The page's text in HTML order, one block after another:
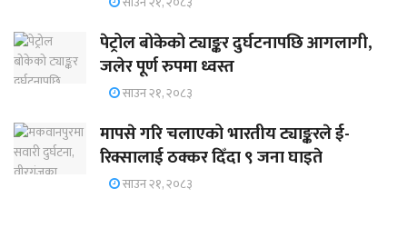
पेट्रोल बोकेको ट्याङ्कर दुर्घटनापछि आगलागी,
जलेर पूर्ण रुपमा ध्वस्त
साउन २१, २०८३
मापसे गरि चलाएको भारतीय ट्याङ्करले ई-
रिक्सालाई ठक्कर दिँदा ९ जना घाइते
साउन २१, २०८३